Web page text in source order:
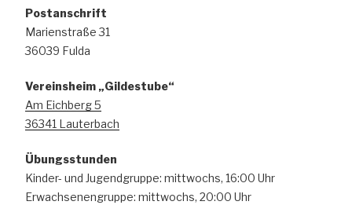
Postanschrift
Marienstraße 31
36039 Fulda
Vereinsheim „Gildestube“
Am Eichberg 5
36341 Lauterbach
Übungsstunden
Kinder- und Jugendgruppe: mittwochs, 16:00 Uhr
Erwachsenengruppe: mittwochs, 20:00 Uhr